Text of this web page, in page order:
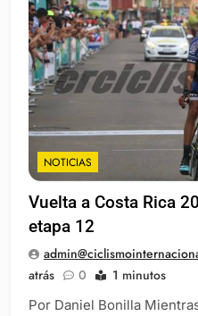
NOTICIAS
Vuelta a Costa Rica
etapa 12
atrás
0 1 minutos
Por Daniel Bonilla